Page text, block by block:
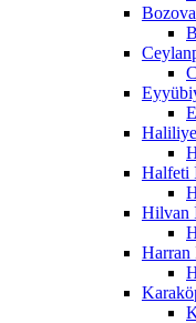
Halfeti
Hilvan
Harran